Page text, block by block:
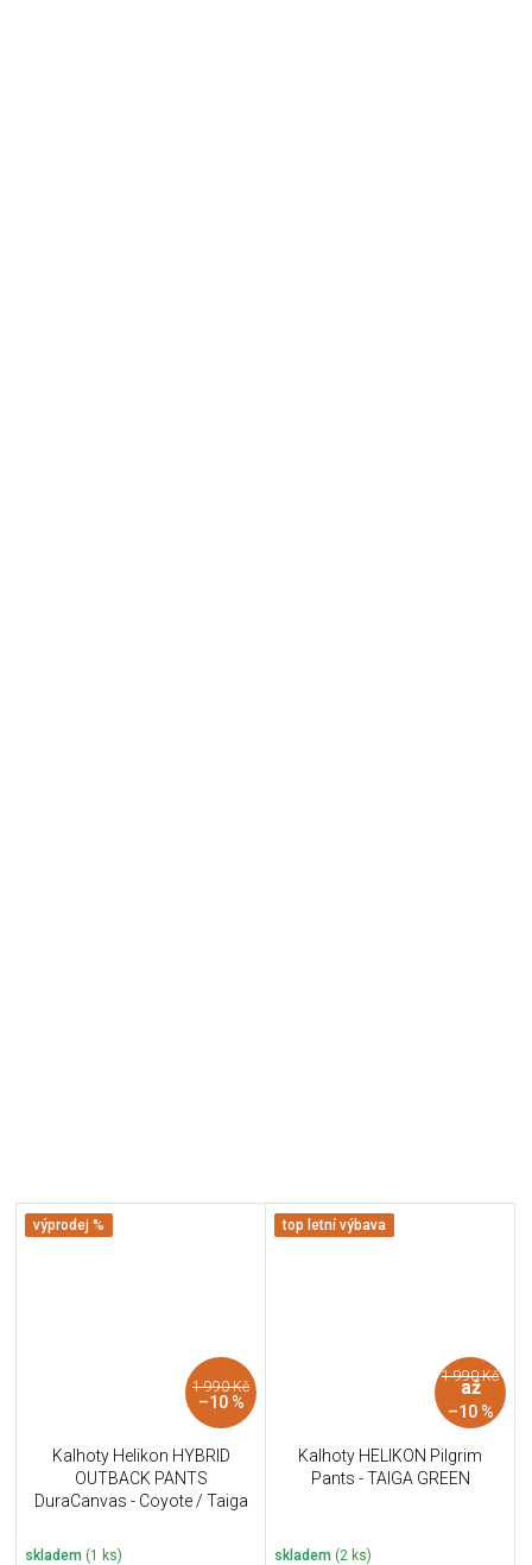
výprodej %
1 990 Kč
–10 %
Kalhoty Helikon HYBRID
OUTBACK PANTS
DuraCanvas - Coyote / Taiga
skladem (1 ks)
top letní výbava
1 990 Kč
až
–10 %
Kalhoty HELIKON Pilgrim
Pants - TAIGA GREEN
skladem (2 ks)